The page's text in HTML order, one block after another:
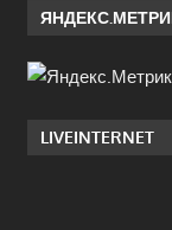
LIVEINTERNET